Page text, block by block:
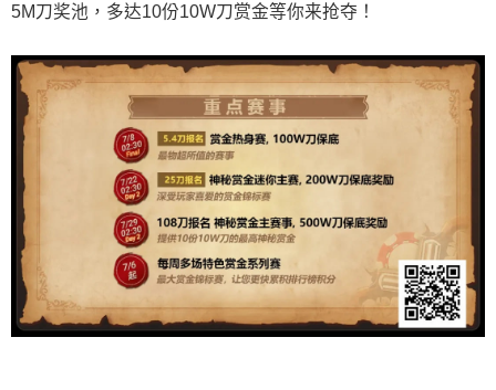
5M刀奖池，多达10份10W刀赏金等你来抢夺！